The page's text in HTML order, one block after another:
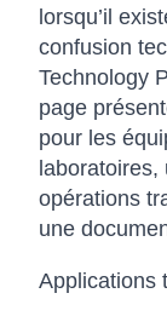
lorsqu’il
confusion
Technology
page
pour les
opérations
une
Applications